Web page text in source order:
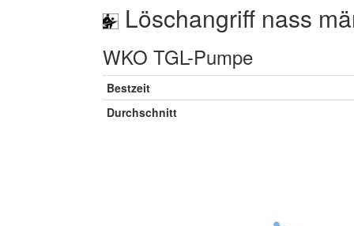
Löschangriff nass
WKO TGL-Pumpe
Bestzeit
Durchschnitt